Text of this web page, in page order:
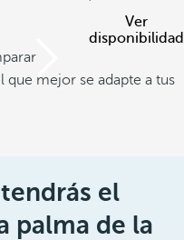
Ver
disponibilidad
que mejor se adapte a tus
el
palma de la